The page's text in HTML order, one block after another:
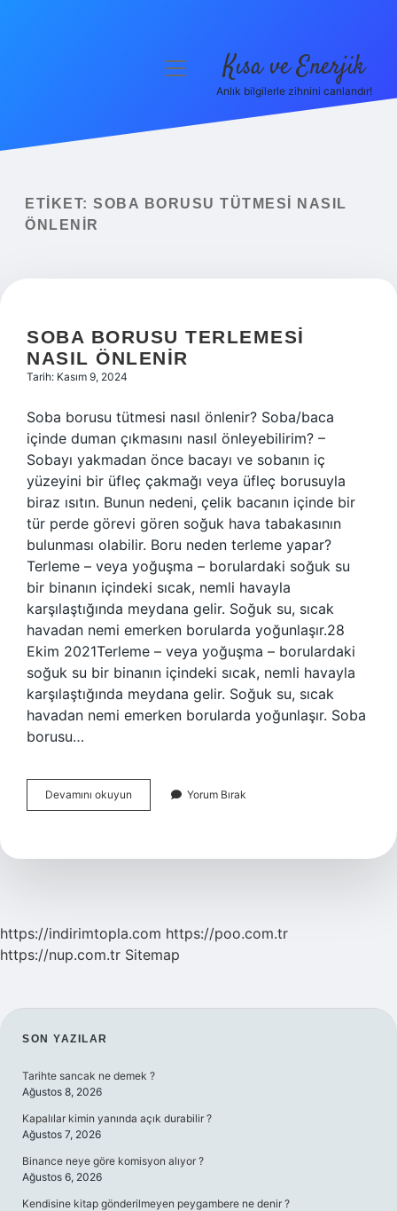
Yasal Uyarı
menüyü
Kısa ve Enerjik
Anlık bilgilerle zihnini canlandır!
ETIKET: SOBA BORUSU TÜTMESI NASIL
ÖNLENIR
SOBA BORUSU TERLEMESI
NASIL ÖNLENIR
Tarih: Kasım 9, 2024
Soba borusu tütmesi nasıl önlenir? Soba/baca
içinde duman çıkmasını nasıl önleyebilirim? –
Sobayı yakmadan önce bacayı ve sobanın iç
yüzeyini bir üfleç çakmağı veya üfleç borusuyla
biraz ısıtın. Bunun nedeni, çelik bacanın içinde bir
tür perde görevi gören soğuk hava tabakasının
bulunması olabilir. Boru neden terleme yapar?
Terleme – veya yoğuşma – borulardaki soğuk su
bir binanın içindeki sıcak, nemli havayla
karşılaştığında meydana gelir. Soğuk su, sıcak
havadan nemi emerken borularda yoğunlaşır.28
Ekim 2021Terleme – veya yoğuşma – borulardaki
soğuk su bir binanın içindeki sıcak, nemli havayla
karşılaştığında meydana gelir. Soğuk su, sıcak
havadan nemi emerken borularda yoğunlaşır. Soba
borusu…
Devamını okuyun
Borusu
Önlenir
Yorum Bırak
https://indirimtopla.com https://poo.com.tr
https://nup.com.tr Sitemap
SIDEBAR
SON YAZILAR
Tarihte sancak ne demek ?
Ağustos 8, 2026
Kapalılar kimin yanında açık durabilir ?
Ağustos 7, 2026
Binance neye göre komisyon alıyor ?
Ağustos 6, 2026
Kendisine kitap gönderilmeyen peygambere ne denir ?